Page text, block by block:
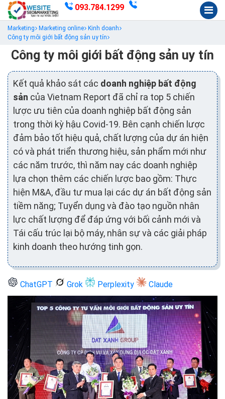
093.784.1299
Marketing Marketing online
Kinh doanh
Công ty môi giới bất động sản uy tín
Công ty môi giới bất động sản uy tín
Kết quả khảo sát các doanh nghiệp bất động
sản của Vietnam Report đã chỉ ra top 5 chiến
lược ưu tiên của doanh nghiệp bất động sản
trong thời kỳ hậu Covid-19. Bên cạnh chiến lược
đảm bảo tốt hiệu quả, chất lượng của dự án hiện
có và phát triển thương hiệu, sản phẩm mới như
các năm trước, thì năm nay các doanh nghiệp
lựa chọn thêm các chiến lược bao gồm: Thực
hiện M&A, đầu tư mua lại các dự án bất động sản
tiềm năng; Tuyển dụng và đào tạo nguồn nhân
lực chất lượng để đáp ứng với bối cảnh mới và
Tái cấu trúc lại bộ máy, nhân sự và các giải pháp
kinh doanh theo hướng tinh gọn.
ChatGPT Grok Perplexity Claude